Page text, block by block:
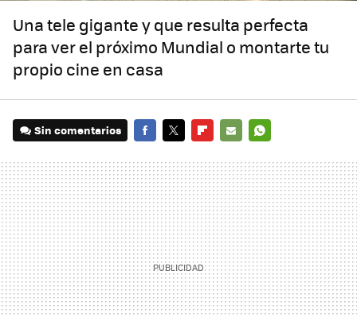
Una tele gigante y que resulta perfecta
para ver el próximo Mundial o montarte tu
propio cine en casa
Sin comentarios
MAIL